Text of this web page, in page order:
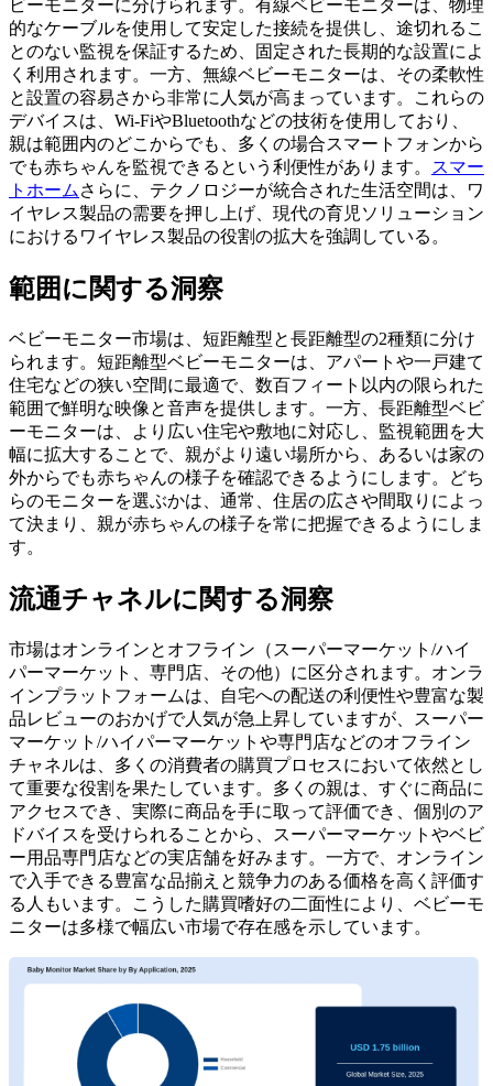
ビーモニターに分けられます。有線ベビーモニターは、物理
的なケーブルを使用して安定した接続を提供し、途切れるこ
とのない監視を保証するため、固定された長期的な設置によ
く利用されます。一方、無線ベビーモニターは、その柔軟性
と設置の容易さから非常に人気が高まっています。これらの
デバイスは、Wi-FiやBluetoothなどの技術を使用しており、
親は範囲内のどこからでも、多くの場合スマートフォンから
でも赤ちゃんを監視できるという利便性があります。
スマー
トホーム さらに、テクノロジーが統合された生活空間は、ワ
イヤレス製品の需要を押し上げ、現代の育児ソリューション
におけるワイヤレス製品の役割の拡大を強調している。
範囲に関する洞察
ベビーモニター市場は、短距離型と長距離型の2種類に分け
られます。短距離型ベビーモニターは、アパートや一戸建て
住宅などの狭い空間に最適で、数百フィート以内の限られた
範囲で鮮明な映像と音声を提供します。一方、長距離型ベビ
ーモニターは、より広い住宅や敷地に対応し、監視範囲を大
幅に拡大することで、親がより遠い場所から、あるいは家の
外からでも赤ちゃんの様子を確認できるようにします。どち
らのモニターを選ぶかは、通常、住居の広さや間取りによっ
て決まり、親が赤ちゃんの様子を常に把握できるようにしま
す。
流通チャネルに関する洞察
市場はオンラインとオフライン（スーパーマーケット/ハイ
パーマーケット、専門店、その他）に区分されます。オンラ
インプラットフォームは、自宅への配送の利便性や豊富な製
品レビューのおかげで人気が急上昇していますが、スーパー
マーケット/ハイパーマーケットや専門店などのオフライン
チャネルは、多くの消費者の購買プロセスにおいて依然とし
て重要な役割を果たしています。多くの親は、すぐに商品に
アクセスでき、実際に商品を手に取って評価でき、個別のア
ドバイスを受けられることから、スーパーマーケットやベビ
ー用品専門店などの実店舗を好みます。一方で、オンライン
で入手できる豊富な品揃えと競争力のある価格を高く評価す
る人もいます。こうした購買嗜好の二面性により、ベビーモ
ニターは多様で幅広い市場で存在感を示しています。